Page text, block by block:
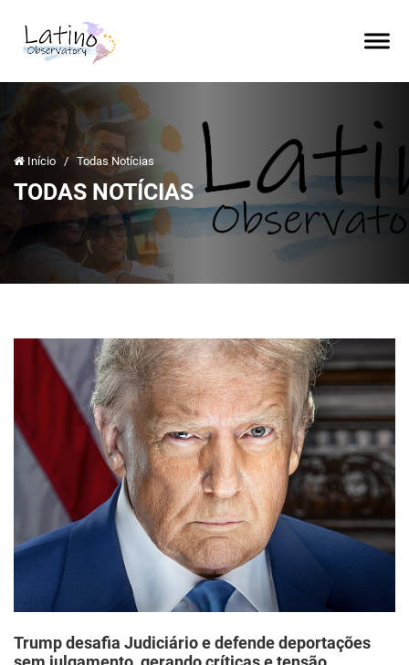
Início / Todas Notícias
TODAS NOTÍCIAS
Trump desafia Judiciário e defende deportações